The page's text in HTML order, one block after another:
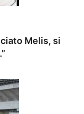
Melis, si